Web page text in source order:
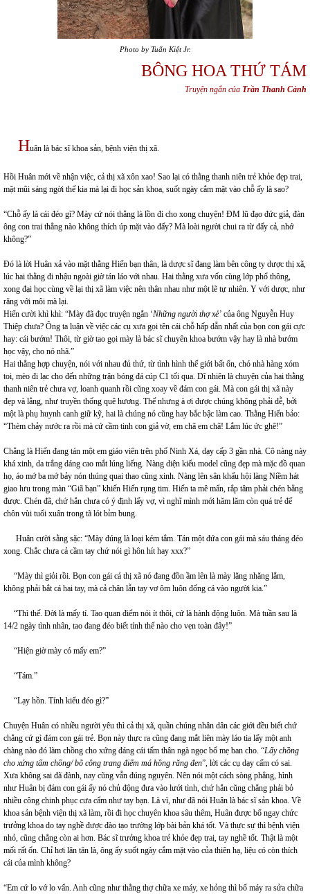
Photo by Tuấn Kiệt Jr.
BÔNG HOA THỨ TÁM
Truyện ngắn của Trần Thanh Cảnh
Huân là bác sĩ khoa sản, bệnh viện thị xã.
Hồi Huân mới về nhận việc, cả thị xã xôn xao! Sao lại có thằng thanh niên trẻ khỏe đẹp trai,
mặt mũi sáng ngời thế kia mà lại đi học sản khoa, suốt ngày cắm mặt vào chỗ ấy là sao?
“Chỗ ấy là cái đéo gì? Mày cứ nói thẳng là lồn đi cho xong chuyện! ĐM lũ đạo đức giả, đàn
ông con trai thằng nào không thích úp mặt vào đấy? Mà loài người chui ra từ đấy cả, nhớ
không?”
Đó là lời Huân xả vào mặt thằng Hiến bạn thân, là dược sĩ đang làm bên công ty dược thị xã,
lúc hai thằng đi nhậu ngoài giờ tán láo với nhau. Hai thằng xưa vốn cùng lớp phổ thông,
xong đại học cùng về lại thị xã làm việc nên thân nhau như một lẽ tự nhiên. Y với dược, như
răng với môi mà lại.
Hiến cười khì khì: “Mày đã đọc truyện ngắn ‘Những người thợ xẻ’ của ông Nguyễn Huy
Thiệp chưa? Ông ta luận về việc các cụ xưa gọi tên cái chỗ hấp dẫn nhất của bọn con gái cực
hay: cái bướm! Thôi, từ giờ tao gọi mày là bác sĩ chuyên khoa bướm vậy hay là nhà bướm
học vậy, cho nó nhã.”
Hai thằng hợp chuyện, nói với nhau đủ thứ, từ tình hình thế giới bất ổn, chó nhà hàng xóm
toi, mèo đi lạc cho đến những trận bóng đá cúp C1 tối qua. Dĩ nhiên là chuyện của hai thằng
thanh niên trẻ chưa vợ, loanh quanh rồi cũng xoay về đám con gái. Mà con gái thị xã này
đẹp và lẳng, như truyền thống quê hương. Thế nhưng à ơi được chúng không phải dễ, bởi
một là phụ huynh canh giữ kỹ, hai là chúng nó cũng hay bắc bậc làm cao. Thằng Hiến bảo:
“Thèm chảy nước ra rồi mà cứ cầm tinh con giả vờ, em chã em chã! Lắm lúc ức ghê!”
Chẳng là Hiến đang tán một em giáo viên trên phố Ninh Xá, dạy cấp 3 gần nhà. Cô nàng này
khá xinh, da trắng dáng cao mắt lúng liếng. Nàng diện kiểu model cũng đẹp mà mặc đồ quan
họ, áo mớ ba mớ bảy nón thúng quai thao cũng xinh. Nàng lên sân khấu hội làng Niềm hát
giao lưu trong màn “Giã bạn” khiến Hiến rụng tim. Hiến ta mê mẩn, rắp tâm phải chén bằng
được. Chén đã, chứ hắn chưa có ý định lấy vợ, vì nghĩ mình mới hăm lăm còn quá trẻ để
chôn vùi tuổi xuân trong tã lót bỉm bung.
Huân cười sằng sặc: “Mày đúng là loại kém tắm. Tán một đứa con gái mà sáu tháng đéo
xong. Chắc chưa cả cầm tay chứ nói gì hôn hít hay xxx?”
“Mày thì giỏi rồi. Bọn con gái cả thị xã nó đang đồn ầm lên là mày lăng nhăng lắm,
không phải bắt cá hai tay, mà cả chân lẫn tay vơ ôm luôn đống cá vào người kia.”
“Thì thế. Đời là mấy tí. Tao quan điểm nói ít thôi, cứ là hành động luôn. Mà tuần sau là
14/2 ngày tình nhân, tao đang đéo biết tính thế nào cho vẹn toàn đây!”
“Hiện giờ mày có mấy em?”
“Tám.”
“Lạy hồn. Tính kiểu đéo gì?”
Chuyện Huân có nhiều người yêu thì cả thị xã, quần chúng nhân dân các giới đều biết chứ
chẳng cứ gì đám con gái trẻ. Bọn này thực ra cũng đang mắt liên mày láo tia lấy một anh
chàng nào đó làm chồng cho xứng đáng cái tấm thân ngà ngọc bố mẹ ban cho. “Lấy chồng
cho xứng tấm chồng/ bõ công trang điểm má hồng răng đen”, lời các cụ dạy cấm có sai.
Xưa không sai đã đành, nay cũng vẫn đúng nguyên. Nên nói một cách sòng phẳng, hình
như Huân bị đám con gái ấy nó chủ động đưa vào lưới tình, chứ hắn cũng chẳng phải bỏ
nhiều công chinh phục cưa cẩm như tay bạn. Là vì, như đã nói Huân là bác sĩ sản khoa. Về
khoa sản bệnh viện thị xã làm, rồi đi học chuyên khoa sâu thêm, Huân được bổ ngay chức
trưởng khoa do tay nghề được đào tạo trường lớp bài bản khá tốt. Và thực sự thì bệnh viện
nhỏ, cũng chẳng còn ai hơn. Bác sĩ trưởng khoa trẻ khỏe đẹp trai, tay nghề tốt. Thật là một
mối rất ổn. Chỉ hơi lăn tăn là, ông ấy suốt ngày cắm mặt vào của thiên hạ, liệu có còn thích
cái của mình không?
“Em cứ lo vớ lo vẩn. Anh cũng như thằng thợ chữa xe máy, xe hỏng thì bổ máy ra sửa chữa